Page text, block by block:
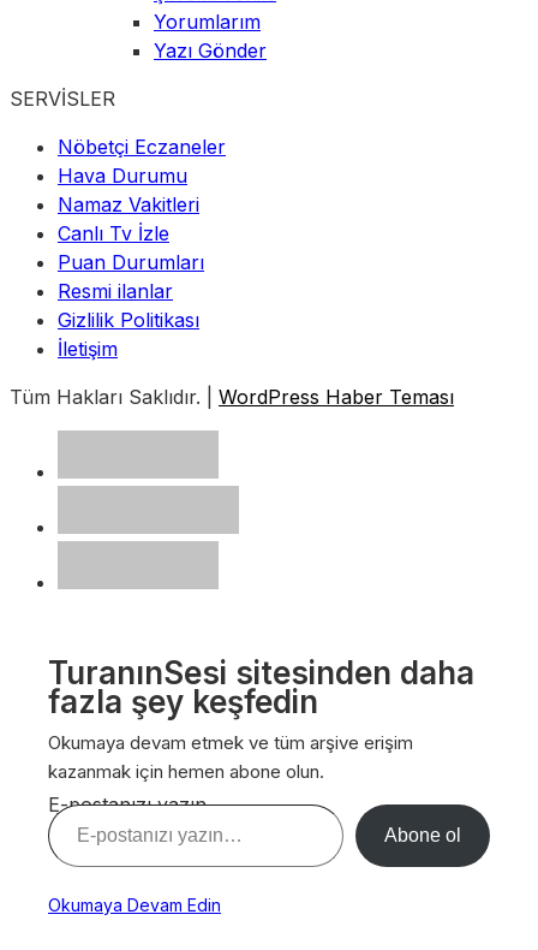
Yorumlarım
Yazı Gönder
SERVİSLER
Nöbetçi Eczaneler
Hava Durumu
Namaz Vakitleri
Canlı Tv İzle
Puan Durumları
Resmi ilanlar
Gizlilik Politikası
İletişim
Tüm Hakları Saklıdır. | WordPress Haber Teması
TuranınSesi sitesinden daha
fazla şey keşfedin
Okumaya devam etmek ve tüm arşive erişim
kazanmak için hemen abone olun.
E-postanızı yazın…
Abone ol
Okumaya Devam Edin